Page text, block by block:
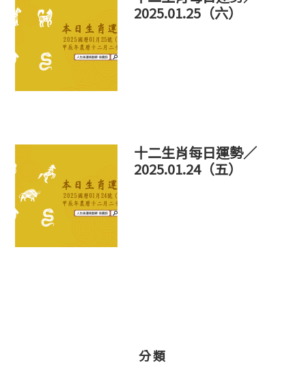
2025.01.25（六）
十二生肖每日運勢／
2025.01.24（五）
分類